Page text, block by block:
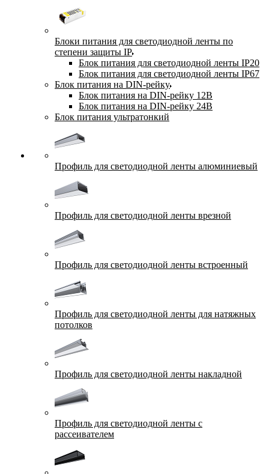
Блоки питания для светодиодной ленты по
степени защиты IP
Блок питания для светодиодной ленты IP20
Блок питания для светодиодной ленты IP67
Блок питания на DIN-рейку
Блок питания на DIN-рейку 12В
Блок питания на DIN-рейку 24В
Блок питания ультратонкий
Профиль для светодиодной ленты алюминиевый
Профиль для светодиодной ленты врезной
Профиль для светодиодной ленты встроенный
Профиль для светодиодной ленты для натяжных
потолков
Профиль для светодиодной ленты накладной
Профиль для светодиодной ленты с
рассеивателем